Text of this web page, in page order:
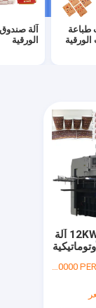
طباعة
الورقية
آلة
الورقية
12KW Dia 1600MM آلة
USD 27900 -